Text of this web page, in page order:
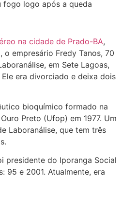
fogo logo após a queda
na cidade de Prado-BA,
o empresário Fredy Tanos, 70
em Sete Lagoas,
era divorciado e deixa dois
bioquímico formado na
Preto (Ufop) em 1977. Um
Laboranálise, que tem três
presidente do Iporanga Social
95 e 2001. Atualmente, era